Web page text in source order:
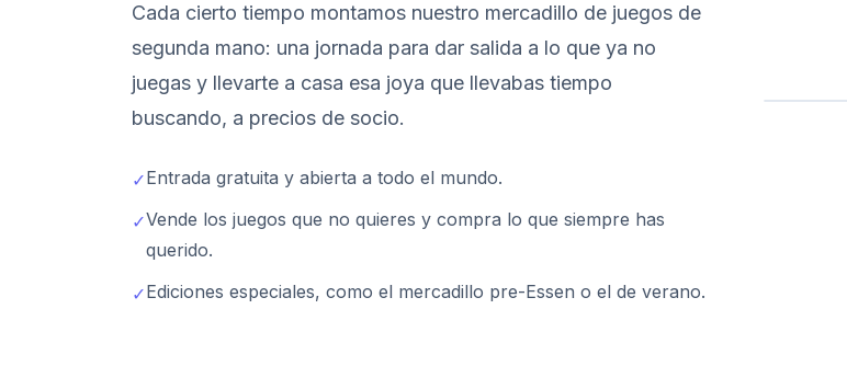
Cada cierto tiempo montamos nuestro mercadillo de juegos de
segunda mano: una jornada para dar salida a lo que ya no
juegas y llevarte a casa esa joya que llevabas tiempo
buscando, a precios de socio.
✓Entrada gratuita y abierta a todo el mundo.
✓Vende los juegos que no quieres y compra lo que siempre has
querido.
✓Ediciones especiales, como el mercadillo pre-Essen o el de verano.